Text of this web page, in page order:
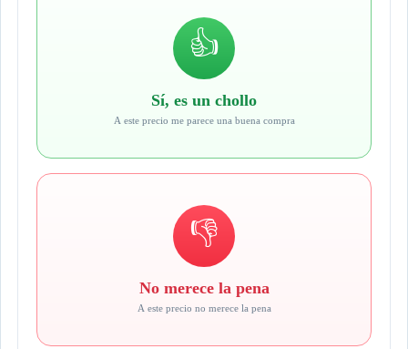
👍
Sí, es un chollo
A este precio me parece una buena compra
👎
No merece la pena
A este precio no merece la pena